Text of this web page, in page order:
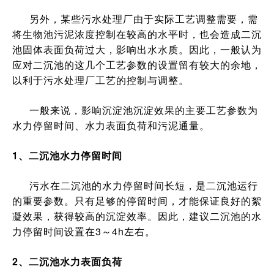
另外，某些污水处理厂由于实际工艺调整需要，需
将生物池污泥浓度控制在较高的水平时，也会造成二沉
池固体表面负荷过大，影响出水水质。因此，一般认为
应对二沉池的这几个工艺参数的设置留有较大的余地，
以利于污水处理厂工艺的控制与调整。
一般来说，影响沉淀池沉淀效果的主要工艺参数为
水力停留时间、水力表面负荷和污泥通量。
1、二沉池水力停留时间
污水在二沉池的水力停留时间长短，是二沉池运行
的重要参数。只有足够的停留时间，才能保证良好的絮
凝效果，获得较高的沉淀效率。因此，建议二沉池的水
力停留时间设置在3～4h左右。
2、二沉池水力表面负荷